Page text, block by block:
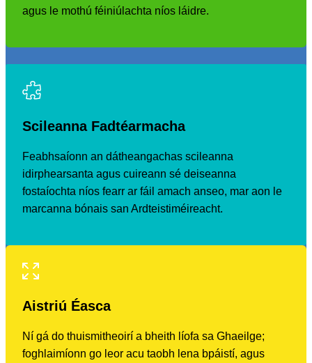
agus le mothú féiniúlachta níos láidre.
Scileanna Fadtéarmacha
Feabhsaíonn an dátheangachas scileanna
idirphearsanta agus cuireann sé deiseanna
fostaíochta níos fearr ar fáil amach anseo, mar aon le
marcanna bónais san Ardteistiméireacht.
Aistriú Éasca
Ní gá do thuismitheoirí a bheith líofa sa Ghaeilge;
foghlaimíonn go leor acu taobh lena bpáistí, agus